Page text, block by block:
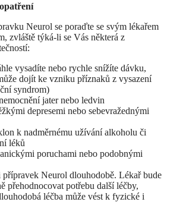
Neurol se poraďte se svým lékařem
zvláště týká-li se Vás některá z
vysadíte nebo rychle snížíte dávku,
dojít ke vzniku příznaků z vysazení
syndrom)
jater nebo ledvin
depresemi nebo sebevražednými
k nadměrnému užívání alkoholu či
léků
poruchami nebo podobnými
přípravek Neurol dlouhodobě. Lékař bude
přehodnocovat potřebu další léčby,
léčba může vést k fyzické i